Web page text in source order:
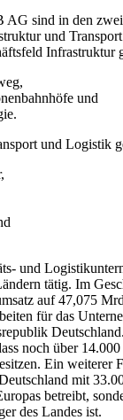
sind in den
und
Infrastruktur
und
und Logistik
und
tätig. Im
auf 47,075
für das
noch über
Ein weiterer
mit
betreibt,
des Landes ist.